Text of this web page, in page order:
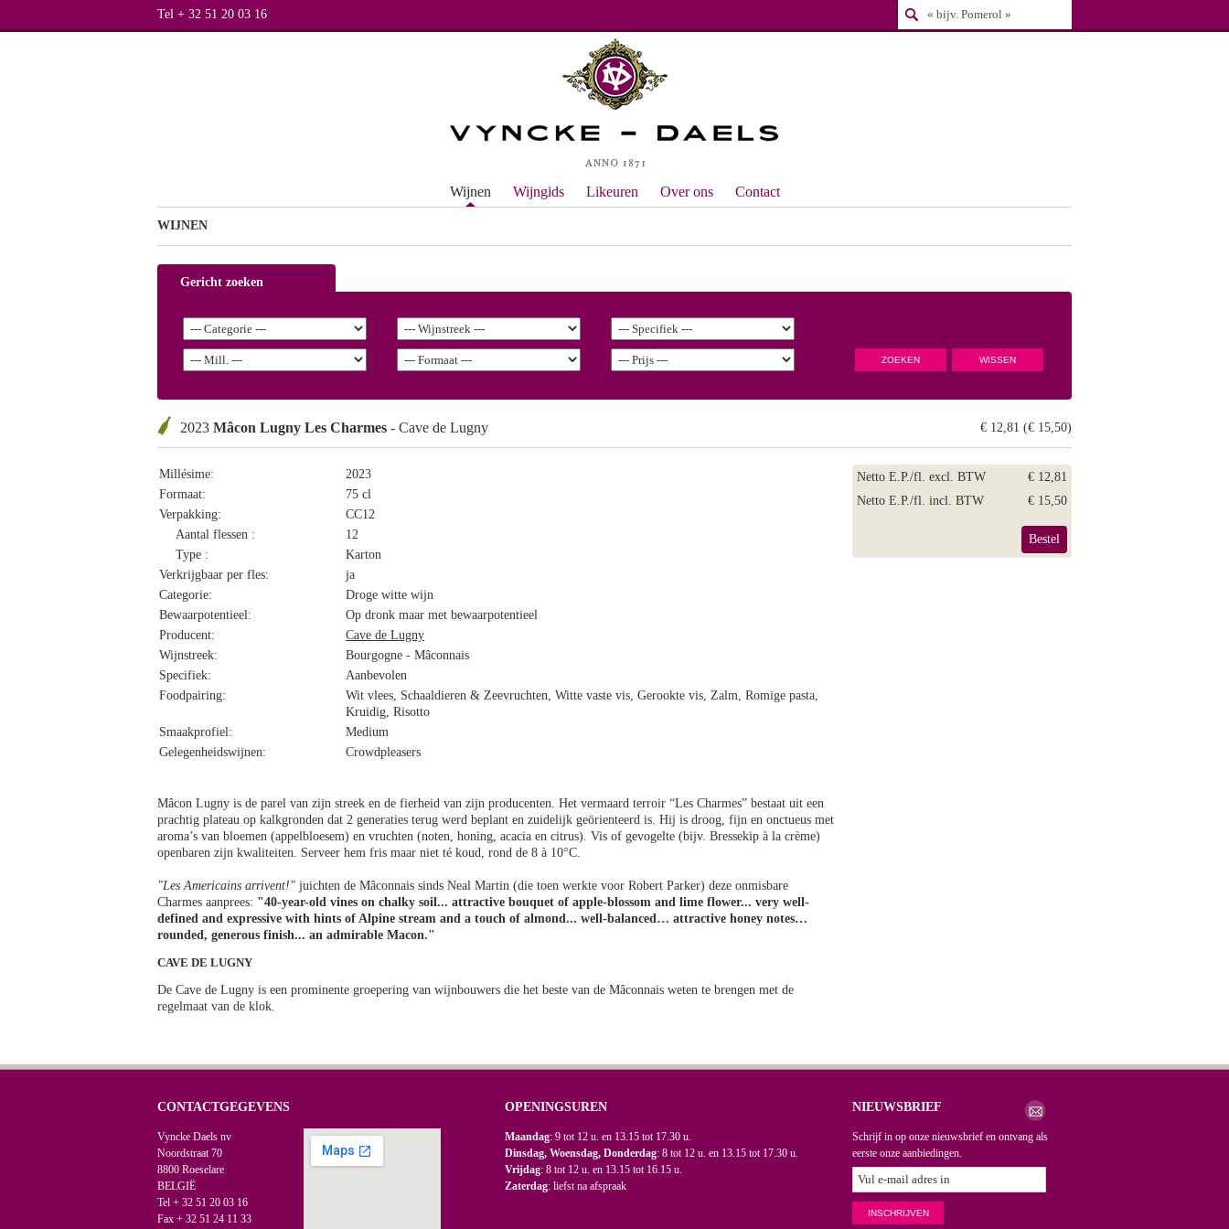
Tel + 32 51 20 03 16
Wijnen Wijngids Likeuren Over ons Contact
WIJNEN
Gericht zoeken
2023 Mâcon Lugny Les Charmes - Cave de Lugny € 12,81 (€ 15,50)
Millésime:
2023
Formaat:
75 cl
Verpakking:
CC12
Aantal flessen :
12
Type :
Karton
Verkrijgbaar per fles:
ja
Categorie:
Droge witte wijn
Bewaarpotentieel:
Op dronk maar met bewaarpotentieel
Producent:
Cave de Lugny
Wijnstreek:
Bourgogne - Mâconnais
Specifiek:
Aanbevolen
Foodpairing:
Wit vlees, Schaaldieren & Zeevruchten, Witte vaste vis, Gerookte vis, Zalm, Romige pasta,
Kruidig, Risotto
Smaakprofiel:
Medium
Gelegenheidswijnen:
Crowdpleasers
Netto E.P./fl. excl. BTW
€ 12,81
Netto E.P./fl. incl. BTW
€ 15,50
Bestel
Mâcon Lugny is de parel van zijn streek en de fierheid van zijn producenten. Het vermaard terroir “Les Charmes” bestaat uit een
prachtig plateau op kalkgronden dat 2 generaties terug werd beplant en zuidelijk geörienteerd is. Hij is droog, fijn en onctueus met
aroma’s van bloemen (appelbloesem) en vruchten (noten, honing, acacia en citrus). Vis of gevogelte (bijv. Bressekip à la crème)
openbaren zijn kwaliteiten. Serveer hem fris maar niet té koud, rond de 8 à 10°C.
"Les Americains arrivent!" juichten de Mâconnais sinds Neal Martin (die toen werkte voor Robert Parker) deze onmisbare
Charmes aanprees: "40-year-old vines on chalky soil... attractive bouquet of apple-blossom and lime flower... very well-
defined and expressive with hints of Alpine stream and a touch of almond... well-balanced… attractive honey notes…
rounded, generous finish... an admirable Macon."
CAVE DE LUGNY
De Cave de Lugny is een prominente groepering van wijnbouwers die het beste van de Mâconnais weten te brengen met de
regelmaat van de klok.
CONTACTGEGEVENS
Vyncke Daels nv
Noordstraat 70
8800 Roeselare
BELGIË
Tel + 32 51 20 03 16
Fax + 32 51 24 11 33
OPENINGSUREN
Maandag: 9 tot 12 u. en 13.15 tot 17.30 u.
Dinsdag, Woensdag, Donderdag: 8 tot 12 u. en 13.15 tot 17.30 u.
Vrijdag: 8 tot 12 u. en 13.15 tot 16.15 u.
Zaterdag: liefst na afspraak
NIEUWSBRIEF
Schrijf in op onze nieuwsbrief en ontvang als
eerste onze aanbiedingen.